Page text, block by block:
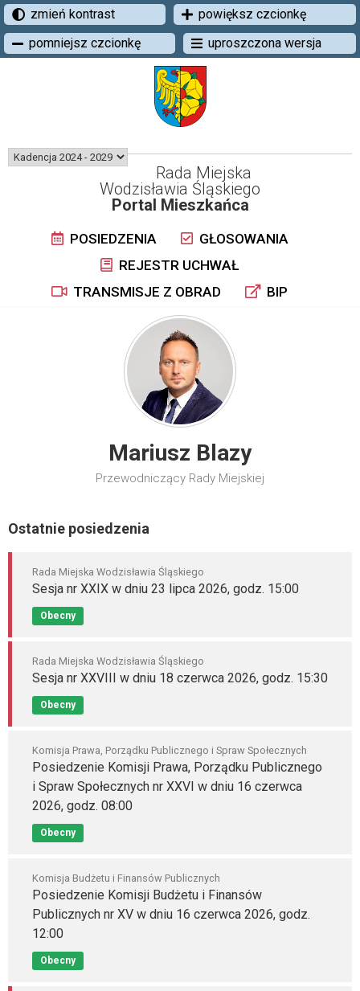
zmień kontrast
powiększ czcionkę
pomniejsz czcionkę
uproszczona wersja
Rada Miejska
Wodzisławia Śląskiego
Portal Mieszkańca
POSIEDZENIA
GŁOSOWANIA
REJESTR UCHWAŁ
TRANSMISJE Z OBRAD
BIP
Mariusz Blazy
Przewodniczący Rady Miejskiej
Ostatnie posiedzenia
Rada Miejska Wodzisławia Śląskiego
Sesja nr XXIX w dniu 23 lipca 2026, godz. 15:00
Obecny
Rada Miejska Wodzisławia Śląskiego
Sesja nr XXVIII w dniu 18 czerwca 2026, godz. 15:30
Obecny
Komisja Prawa, Porządku Publicznego i Spraw Społecznych
Posiedzenie Komisji Prawa, Porządku Publicznego
i Spraw Społecznych nr XXVI w dniu 16 czerwca
2026, godz. 08:00
Obecny
Komisja Budżetu i Finansów Publicznych
Posiedzenie Komisji Budżetu i Finansów
Publicznych nr XV w dniu 16 czerwca 2026, godz.
12:00
Obecny